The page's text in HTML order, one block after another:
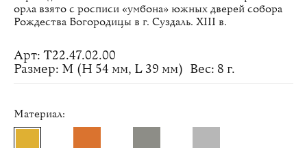
орла взято с росписи «умбона» южных дверей собора
Рождества Богородицы в г. Суздаль. XIII в.
Арт: Т22.47.02.00
Размер: M (H 54 мм, L 39 мм) Вес: 8 г.
Материал: